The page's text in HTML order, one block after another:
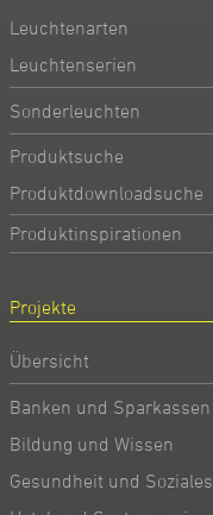
Leuchtenarten
Leuchtenserien
Sonderleuchten
Produktsuche
Produktdownloadsuche
Produktinspirationen
Projekte
Übersicht
Banken und Sparkassen
Bildung und Wissen
Gesundheit und Soziales